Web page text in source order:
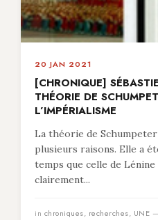
20 JAN 2021
[CHRONIQUE]
THÉORIE DE
L’IMPÉRIALISME
La théorie de
plusieurs raisons. Elle a
temps que celle de
clairement...
in chroniques, recherches, UNE